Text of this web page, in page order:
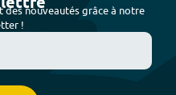
des nouveautés grâce à notre
!